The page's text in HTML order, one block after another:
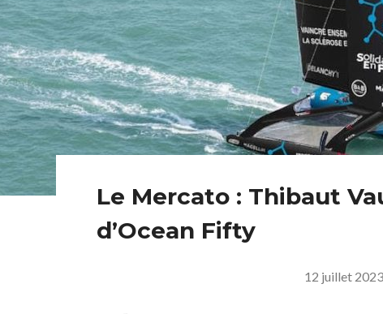
Le Mercato : Thibaut
d’Ocean Fifty
12 juillet 2023